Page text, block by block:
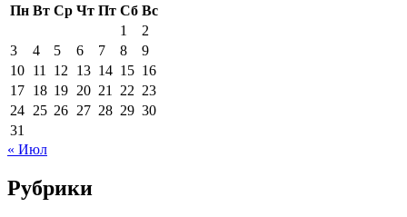
Пн Вт Ср Чт Пт Сб Вс
1
2
3
4 5 6 7 8
9
10 11 12 13 14 15 16
17 18 19 20 21 22 23
24 25 26 27 28 29 30
31
« Июл
Рубрики